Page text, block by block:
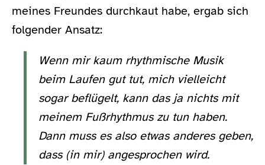
meines Freundes durchkaut habe, ergab sich
folgender Ansatz:
Wenn mir kaum rhythmische Musik
beim Laufen gut tut, mich vielleicht
sogar beflügelt, kann das ja nichts mit
meinem Fußrhythmus zu tun haben.
Dann muss es also etwas anderes geben,
dass (in mir) angesprochen wird.